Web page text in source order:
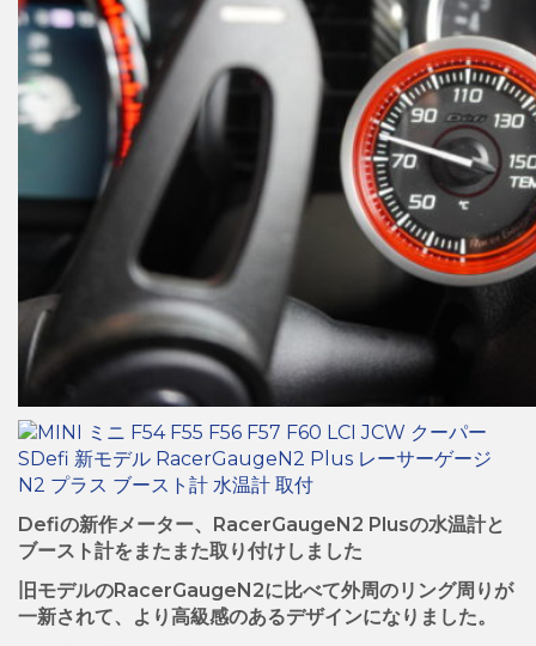
Defiの新作メーター、RacerGaugeN2 Plusの水温計と
ブースト計をまたまた取り付けしました
旧モデルのRacerGaugeN2に比べて外周のリング周りが
一新されて、より高級感のあるデザインになりました。